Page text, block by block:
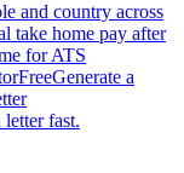
and country across
take home pay after
for ATS
FreeGenerate a
fast.